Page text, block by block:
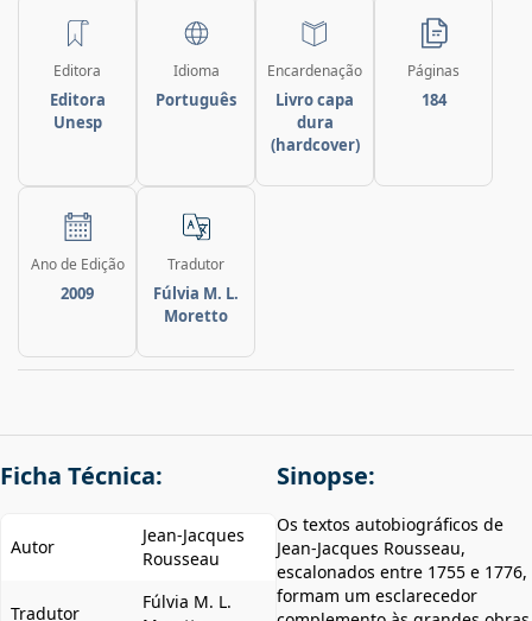
Editora
Editora
Unesp
Idioma
Português
Encardenação
Livro capa
dura
(hardcover)
Páginas
184
Ano de Edição
2009
Tradutor
Fúlvia M. L.
Moretto
Ficha Técnica:
Autor
Jean-Jacques
Rousseau
Tradutor
Fúlvia M. L.
Sinopse:
Os textos autobiográficos de
Jean-Jacques Rousseau,
escalonados entre 1755 e 1776,
formam um esclarecedor